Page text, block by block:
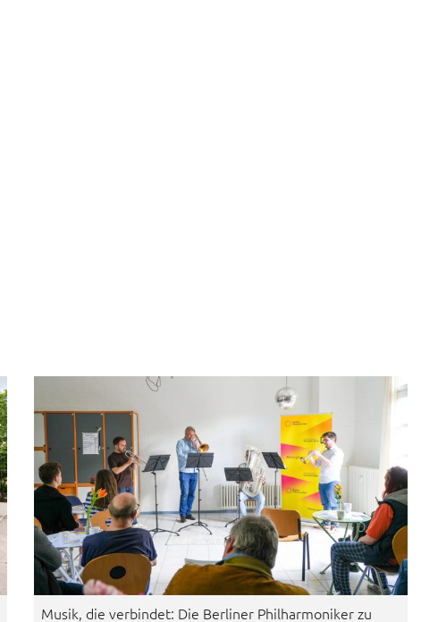
Musik, die verbindet: Die Berliner Philharmoniker zu